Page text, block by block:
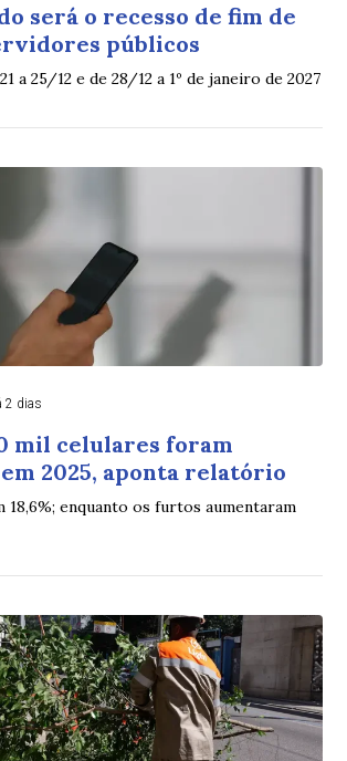
será o recesso de fim de
públicos
a 25/12 e de 28/12 a 1º de janeiro de 2027
2 dias
mil celulares foram
2025, aponta relatório
18,6%; enquanto os furtos aumentaram